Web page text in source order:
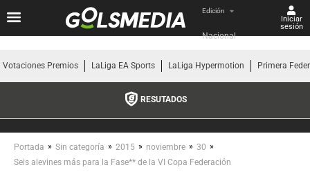
Edición
Nacional
Iniciar
sesión
Votaciones Premios LaLiga EA Sports LaLiga Hypermotion Primera
RESUTADOS
Portada » Sin categoría » 2015 » noviembre » 30 »
Seis alevines más para la Fase** de la VI Copa Federación